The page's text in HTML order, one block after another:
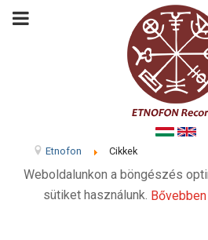
Etnofon Cikkek
Weboldalunkon a böngészés
sütiket használunk. Bővebben